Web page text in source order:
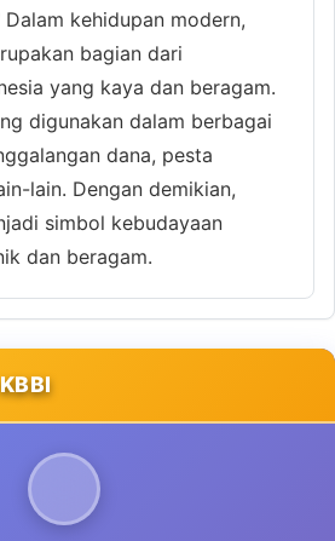
kehidupan modern,
bagian dari
yang kaya dan beragam.
digunakan dalam berbagai
dana, pesta
lain. Dengan demikian,
simbol kebudayaan
dan beragam.